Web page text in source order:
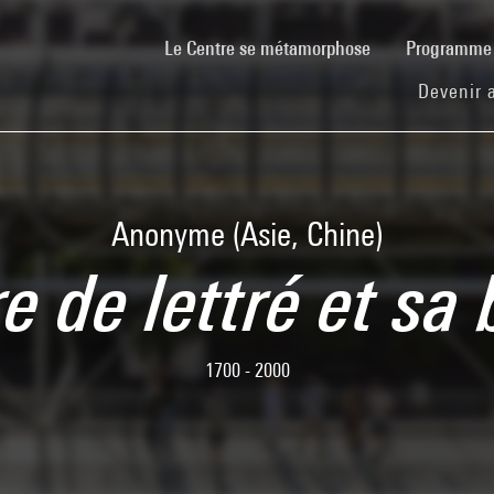
Le Centre se métamorphose(current)
Devenir
Anonyme (Asie, Chine)
de lettré et sa
1700 - 2000